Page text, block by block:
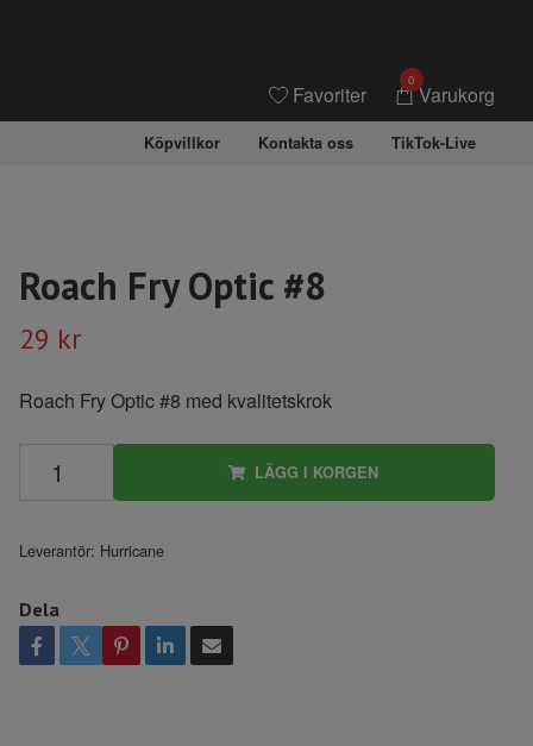
Favoriter
0
Varukorg
Köpvillkor Kontakta oss TikTok-Live
Roach Fry Optic #8
29 kr
Roach Fry Optic #8 med kvalitetskrok
LÄGG I KORGEN
Leverantör: Hurricane
Dela